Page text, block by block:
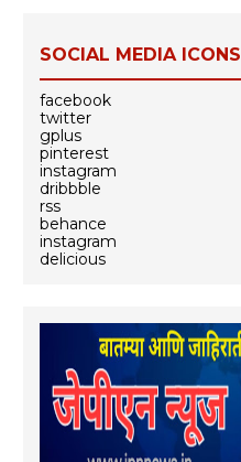
SOCIAL MEDIA ICONS
facebook
twitter
gplus
pinterest
instagram
dribbble
rss
behance
instagram
delicious